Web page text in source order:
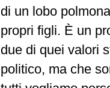
di un lobo
propri figli. È un
due di quei valori
politico, ma che